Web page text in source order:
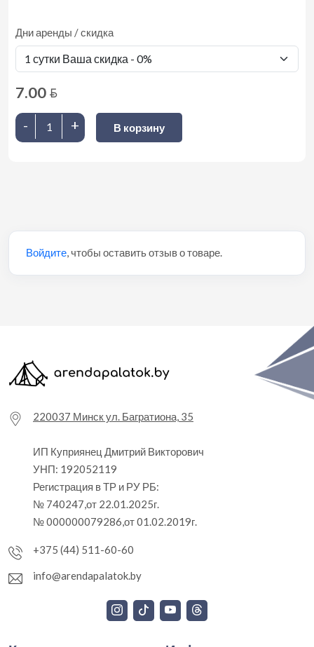
Дни аренды / скидка
7.00 BYN
-
+ В корзину
Войдите, чтобы оставить отзыв о товаре.
220037 Минск ул. Багратиона, 35
ИП Куприянец Дмитрий Викторович
УНП: 192052119
Регистрация в ТР и РУ РБ:
№ 740247,от 22.01.2025г.
№ 000000079286,от 01.02.2019г.
+375 (44) 511-60-60
info@arendapalatok.by